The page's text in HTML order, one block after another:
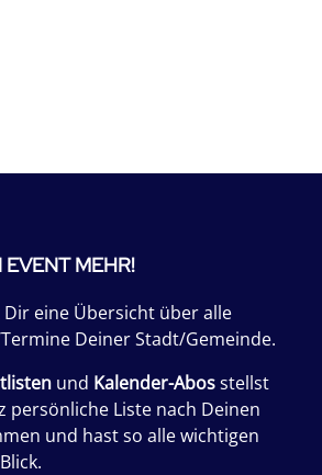
EVENT MEHR!
eine Übersicht über alle
Deiner Stadt/Gemeinde.
und Kalender-Abosstellst
persönliche Liste nach Deinen
und hast so alle wichtigen